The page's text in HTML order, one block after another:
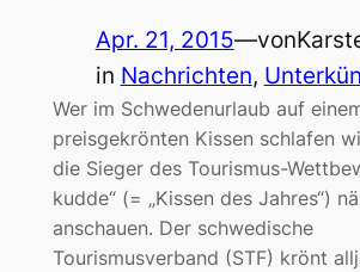
Apr. 21, 2015—von
in Nachrichten,
Wer im Schwedenurlaub auf
preisgekrönten Kissen schlafen
die Sieger des Tourismus-
kudde“ (= „Kissen des Jahres“)
anschauen. Der schwedische
Tourismusverband (STF) krönt